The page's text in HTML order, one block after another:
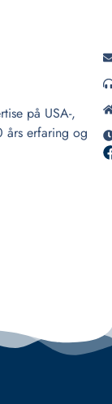
på USA-,
års erfaring og